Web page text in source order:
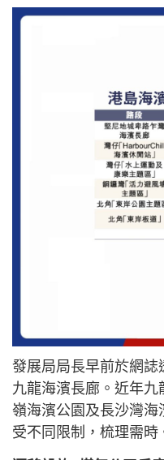
發展局局長早前於網
九龍海濱長廊。近年
嶺海濱公園及長沙灣
受不同限制，梳理需時